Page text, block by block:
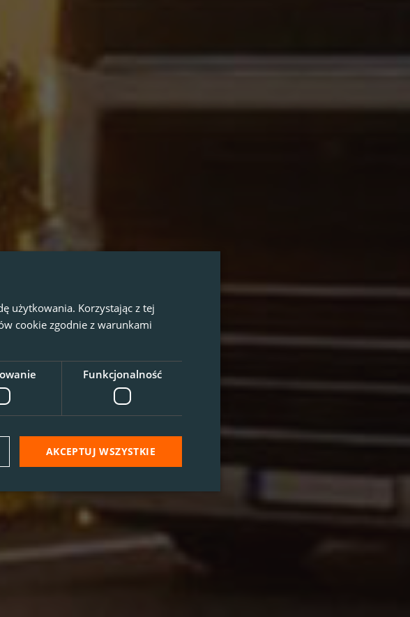
użytkowania. Korzystając z tej
cookie zgodnie z warunkami
Funkcjonalność
AKCEPTUJ WSZYSTKIE